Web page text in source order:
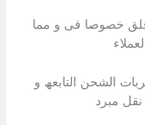
قلق خصوصا فى و مما
الشحن التابعھ و
نقل مبرد